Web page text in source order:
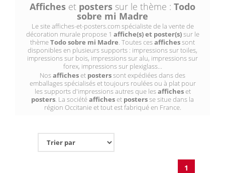
Affiches et posters sur le thème : Todo
sobre mi Madre
Le site affiches-et-posters.com spécialiste de la vente de
décoration murale propose 1 affiche(s) et poster(s)sur le
thèmeTodo sobre mi Madre. Toutes cesaffichessont
disponibles en plusieurs supports : impressions sur toiles,
impressions sur bois, impressions sur alu, impressions sur
forex, impressions sur plexiglass...
Nosafficheset posterssont expédiées dans des
emballages spécialisés et toujours roulées ou à plat pour
les supports d'impressions autres que lesafficheset
posters. La sociétéafficheset postersse situe dans la
région Occitanie et tout est fabriqué en France.
1